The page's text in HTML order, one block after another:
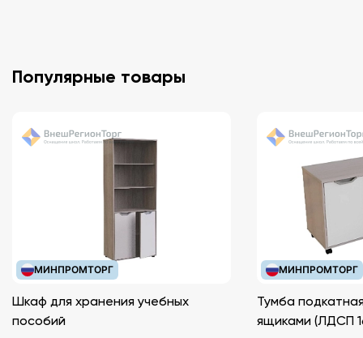
Популярные товары
МИНПРОМТОРГ
Шкаф для хранения учебных
пособий
МИНПРОМТОРГ
Тумба
ящиками